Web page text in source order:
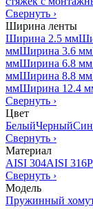
Свернуть ›
Ширина ленты
Ширина 2.5 мм
ммШирина 3.6 мм
ммШирина 6.8 мм
ммШирина 8.8 мм
ммШирина 12.4
Свернуть ›
Цвет
БелыйЧерный
Свернуть ›
Материал
AISI 304AISI 316
Свернуть ›
Модель
Пружинный